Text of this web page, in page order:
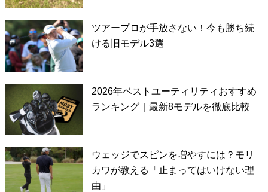
ツアープロが手放さない！今も勝ち続
ける旧モデル3選
2026年ベストユーティリティおすすめ
ランキング｜最新8モデルを徹底比較
ウェッジでスピンを増やすには？モリ
カワが教える「止まってはいけない理
由」